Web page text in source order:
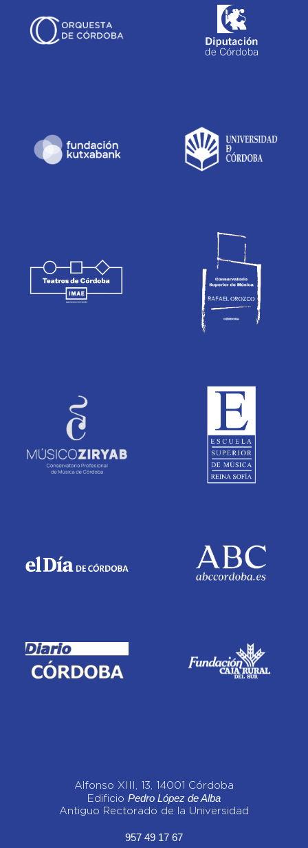
Alfonso XIII, 13, 14001 Córdoba
Edificio Pedro López de Alba
Antiguo Rectorado de la Universidad
957 49 17 67